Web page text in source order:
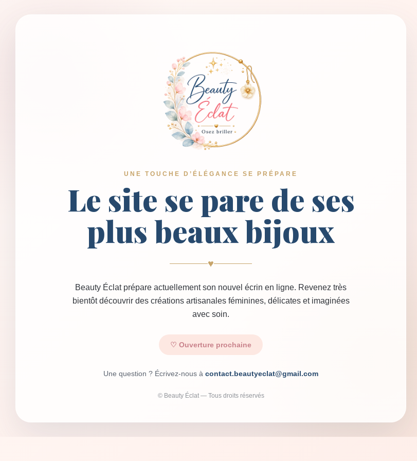
UNE TOUCHE D’ÉLÉGANCE SE PRÉPARE
Le site se pare de ses
plus beaux bijoux
♥
Beauty Éclat prépare actuellement son nouvel écrin en ligne. Revenez très
bientôt découvrir des créations artisanales féminines, délicates et imaginées
avec soin.
♡ Ouverture prochaine
Une question ? Écrivez-nous à contact.beautyeclat@gmail.com
© Beauty Éclat — Tous droits réservés